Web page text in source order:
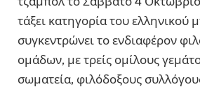
τάξει κατηγορία του ελληνικού
συγκεντρώνει το ενδιαφέρον
ομάδων, με τρείς ομίλους
σωματεία, φιλόδοξους